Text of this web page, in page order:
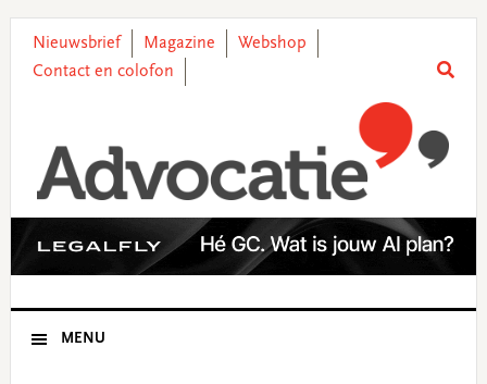
primary
main
primary
footer
Nieuwsbrief Magazine
Webshop
Contact en colofon
MENU